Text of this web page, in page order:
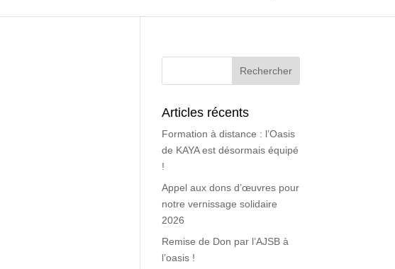
Articles récents
Formation à distance : l’Oasis
de KAYA est désormais équipé
!
Appel aux dons d’œuvres pour
notre vernissage solidaire
2026
Remise de Don par l’AJSB à
l’oasis !